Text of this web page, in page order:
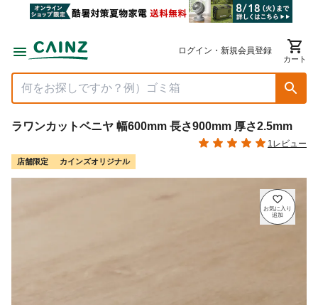
ログイン・新規会員登録
カート
ラワンカットベニヤ 幅600mm 長さ900mm 厚さ2.5mm
1レビュー
店舗限定 カインズオリジナル